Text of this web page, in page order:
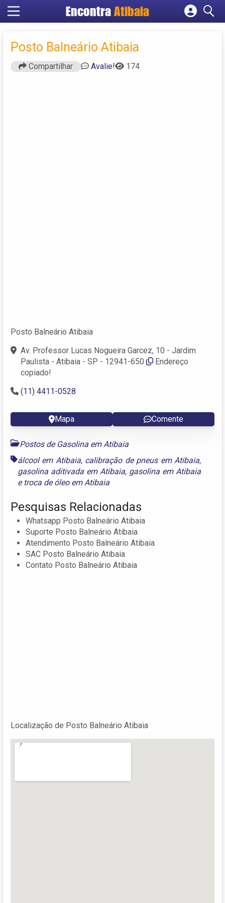
Encontra Atibaia
Cadastrar empresa
Criar conta
Posto Balneário Atibaia
Compartilhar Avalie! 174
Posto Balneário Atibaia
Av. Professor Lucas Nogueira Garcez, 10 - Jardim
Paulista - Atibaia - SP - 12941-650
Endereço
copiado!
(11) 4411-0528
Mapa Comente
Postos de Gasolina em Atibaia
álcool em Atibaia, calibração de pneus em Atibaia,
gasolina aditivada em Atibaia, gasolina em Atibaia
e troca de óleo em Atibaia
Pesquisas Relacionadas
Whatsapp Posto Balneário Atibaia
Suporte Posto Balneário Atibaia
Atendimento Posto Balneário Atibaia
SAC Posto Balneário Atibaia
Contato Posto Balneário Atibaia
Localização de Posto Balneário Atibaia